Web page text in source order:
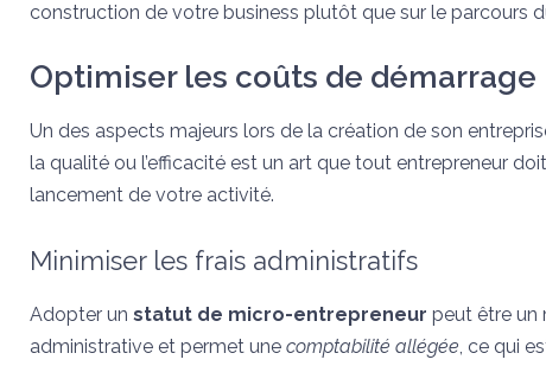
construction de votre business plutôt que sur le parcours
Optimiser les coûts de démarrage
Un des aspects majeurs lors de la création de son
la qualité ou l’efficacité est un art que tout entrepreneur
lancement de votre activité.
Minimiser les frais administratifs
Adopter un statut de micro-entrepreneur peut être un
administrative et permet une comptabilité allégée, ce qui